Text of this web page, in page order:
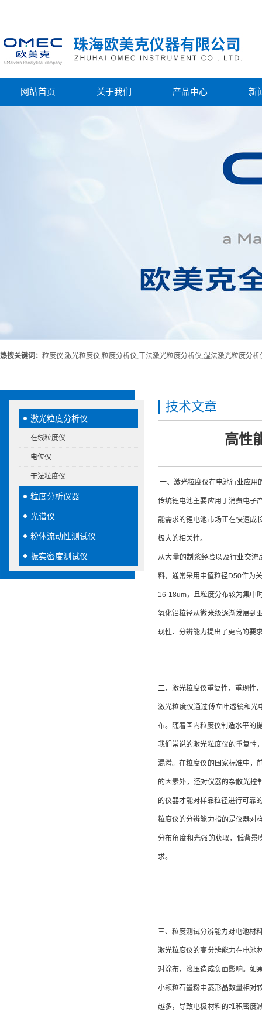
网站首页 关于我们 产品中心 新
热搜关键词： 粒度仪,激光粒度仪,粒度分析仪,干法激光粒度分析仪,湿法激光粒度分析
激光粒度分析仪
在线粒度仪
电位仪
干法粒度仪
粒度分析仪器
光谱仪
粉体流动性测试仪
振实密度测试仪
技术文章
高性
一、激光粒度仪在电池行业应用
传统锂电池主要应用于消费电子
能需求的锂电池市场正在快速成
极大的相关性。
从大量的制浆经验以及行业交
料，通常采用中值粒径D50作为
16-18um，且粒度分布较为集中
氧化铝粒径从微米级逐渐发展到
现性、分辨能力提出了更高的要
二、激光粒度仪重复性、重现性
激光粒度仪通过傅立叶透镜和光
布。随着国内粒度仪制造水平的
我们常说的激光粒度仪的重复性
混淆。在粒度仪的国家标准中，
的因素外，还对仪器的杂散光控
的仪器才能对样品粒径进行可靠
粒度仪的分辨能力指的是仪器对
分布角度和光强的获取，低背景
求。
三、粒度测试分辨能力对电池材
激光粒度仪的高分辨能力在电池
对涂布、滚压造成负面影响。如
小颗粒石墨粉中菱形晶数量相对
越多，导致电极材料的堆积密度